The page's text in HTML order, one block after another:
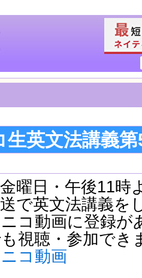
生英文法講義第
曜日・午後11時
で英文法講義を
コ動画に登録が
視聴・参加でき
コ動画